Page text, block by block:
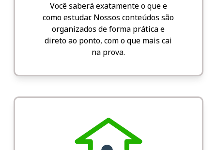
Você saberá exatamente o que e
como estudar. Nossos conteúdos são
organizados de forma prática e
direto ao ponto, com o que mais cai
na prova.